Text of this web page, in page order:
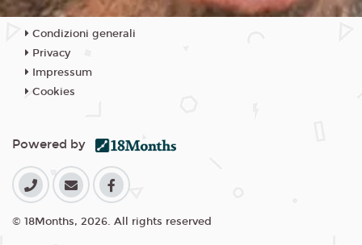
Condizioni generali
Privacy
Impressum
Cookies
Powered by
© 18Months, 2026. All rights reserved